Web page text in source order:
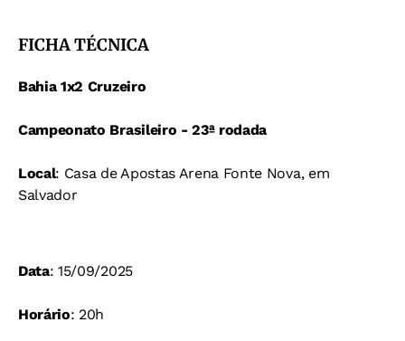
FICHA TÉCNICA
Bahia 1x2 Cruzeiro
Campeonato Brasileiro - 23ª rodada
Local: Casa de Apostas Arena Fonte Nova, em
Salvador
Data: 15/09/2025
Horário: 20h